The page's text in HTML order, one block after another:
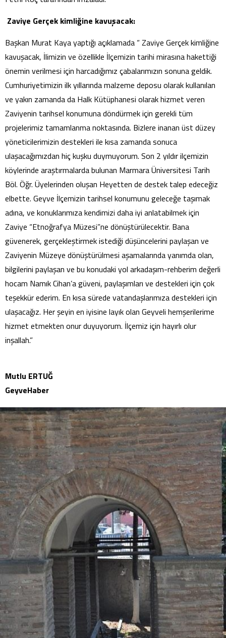
Zaviye Gerçek kimliğine kavuşacak:
Başkan Murat Kaya yaptığı açıklamada “ Zaviye Gerçek kimliğine
kavuşacak, İlimizin ve özellikle İlçemizin tarihi mirasına hakettiği
önemin verilmesi için harcadığımız çabalarımızın sonuna geldik.
Cumhuriyetimizin ilk yıllarında malzeme deposu olarak kullanılan
ve yakın zamanda da Halk Kütüphanesi olarak hizmet veren
Zaviyenin tarihsel konumuna döndürmek için gerekli tüm
projelerimiz tamamlanma noktasında. Bizlere inanan üst düzey
yöneticilerimizin destekleri ile kısa zamanda sonuca
ulaşacağımızdan hiç kuşku duymuyorum. Son 2 yıldır ilçemizin
köylerinde araştırmalarda bulunan Marmara Üniversitesi Tarih
Böl. Öğr. Üyelerinden oluşan Heyetten de destek talep edeceğiz
elbette. Geyve İlçemizin tarihsel konumunu geleceğe taşımak
adına, ve konuklarımıza kendimizi daha iyi anlatabilmek için
Zaviye “Etnoğrafya Müzesi”ne dönüştürülecektir. Bana
güvenerek, gerçekleştirmek istediği düşüncelerini paylaşan ve
Zaviyenin Müzeye dönüştürülmesi aşamalarında yanımda olan,
bilgilerini paylaşan ve bu konudaki yol arkadaşım-rehberim değerli
hocam Namık Cihan’a güveni, paylaşımları ve destekleri için çok
teşekkür ederim. En kısa sürede vatandaşlarımıza destekleri için
ulaşacağız. Her şeyin en iyisine layık olan Geyveli hemşerilerime
hizmet etmekten onur duyuyorum. İlçemiz için hayırlı olur
inşallah.”
Mutlu ERTUĞ
GeyveHaber